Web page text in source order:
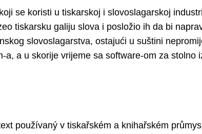
se koristi u tiskarskoj i slovoslagarskoj
tiskarsku galiju slova i posložio ih da bi
slovoslagarstva, ostajući u suštini
a, a u skorije vrijeme sa software-om za
používaný v tiskařském a knihařském